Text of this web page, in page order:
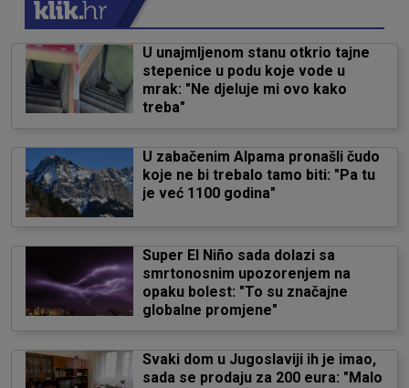
U unajmljenom stanu otkrio tajne
stepenice u podu koje vode u
mrak: "Ne djeluje mi ovo kako
treba"
U zabačenim Alpama pronašli čudo
koje ne bi trebalo tamo biti: "Pa tu
je već 1100 godina"
Super El Niño sada dolazi sa
smrtonosnim upozorenjem na
opaku bolest: "To su značajne
globalne promjene"
Svaki dom u Jugoslaviji ih je imao,
sada se prodaju za 200 eura: "Malo